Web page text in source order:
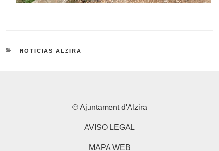
CATEGORÍAS
NOTICIAS ALZIRA
© Ajuntament d'Alzira
AVISO LEGAL
MAPA WEB